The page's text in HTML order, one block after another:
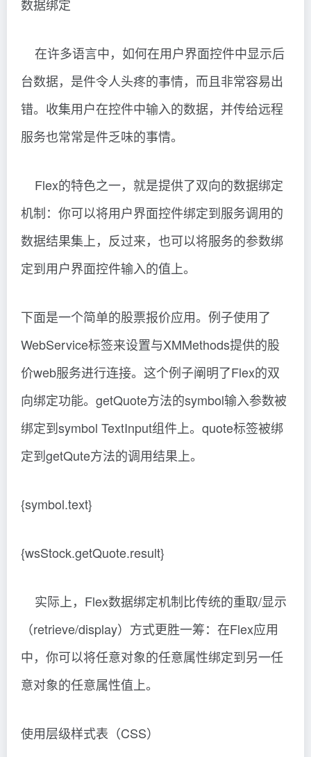
数据绑定
在许多语言中，如何在用户界面控件中显示后
台数据，是件令人头疼的事情，而且非常容易出
错。收集用户在控件中输入的数据，并传给远程
服务也常常是件乏味的事情。
Flex的特色之一，就是提供了双向的数据绑定
机制：你可以将用户界面控件绑定到服务调用的
数据结果集上，反过来，也可以将服务的参数绑
定到用户界面控件输入的值上。
下面是一个简单的股票报价应用。例子使用了
WebService标签来设置与XMMethods提供的股
价web服务进行连接。这个例子阐明了Flex的双
向绑定功能。getQuote方法的symbol输入参数被
绑定到symbol TextInput组件上。quote标签被绑
定到getQute方法的调用结果上。
{symbol.text}
{wsStock.getQuote.result}
实际上，Flex数据绑定机制比传统的重取/显示
（retrieve/display）方式更胜一筹：在Flex应用
中，你可以将任意对象的任意属性绑定到另一任
意对象的任意属性值上。
使用层级样式表（CSS）